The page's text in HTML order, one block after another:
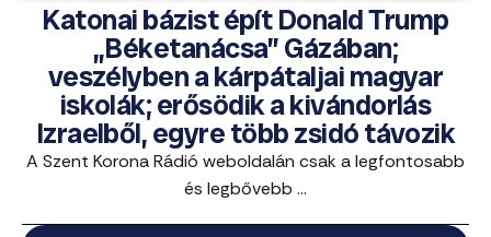
Katonai bázist épít Donald Trump
„Béketanácsa” Gázában;
veszélyben a kárpátaljai magyar
iskolák; erősödik a kivándorlás
Izraelből, egyre több zsidó távozik
A Szent Korona Rádió weboldalán csak a legfontosabb
és legbővebb ...